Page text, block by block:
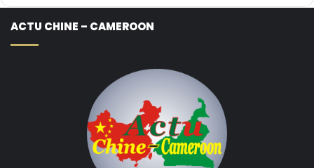
ACTU CHINE – CAMEROON